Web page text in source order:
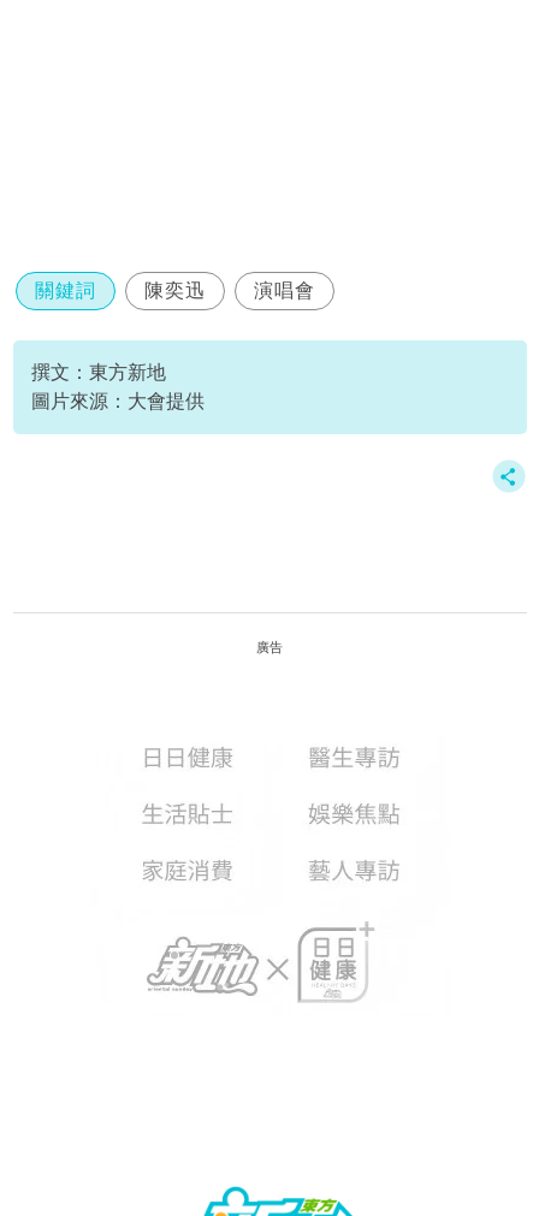
關鍵詞 陳奕迅 演唱會
撰文：東方新地
圖片來源：大會提供
廣告